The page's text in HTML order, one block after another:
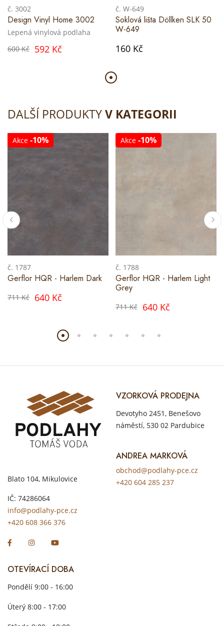
č. 3002
Design Vinyl Home 3002
Lepená vinylová podlaha
600 Kč 592 Kč
č. W-649
Soklová lišta Döllken SLK 50
W-649
160 Kč
DALŠÍ PRODUKTYV KATEGORII
Akce -10%
č. 1787
Gerflor HQR - Harlem Dark
711 Kč 640 Kč
Akce -10%
č. 1788
Gerflor HQR - Harlem Light
Grey
711 Kč 640 Kč
Blato 104, Mikulovice
IČ: 74286064
info@podlahy-pce.cz
+420 608 366 376
VZORKOVÁ PRODEJNA
Devotyho 2451, Benešovo
náměstí, 530 02 Pardubice
ANDREA MARKOVÁ
obchod@podlahy-pce.cz
+420 604 285 237
OTEVÍRACÍ DOBA
Pondělí 9:00 - 16:00
Úterý 8:00 - 17:00